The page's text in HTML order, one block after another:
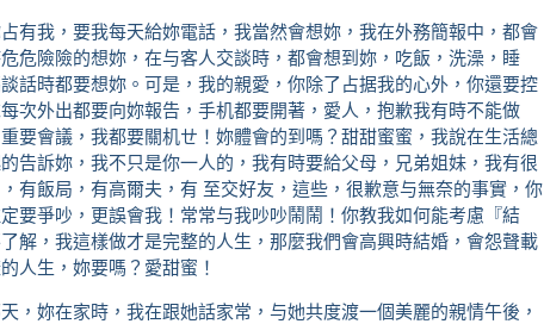
有我，要我每天給妳電話，我當然會想妳，我在外務簡報中，都會
危險險的想妳，在与客人交談時，都會想到妳，吃飯，洗澡，睡
話時都要想妳。可是，我的親愛，你除了占据我的心外，你還要控
次外出都要向妳報告，手机都要開著，愛人，抱歉我有時不能做
要會議，我都要關机ㄝ！妳體會的到嗎？甜甜蜜蜜，我說在生活總
告訴妳，我不只是你一人的，我有時要給父母，兄弟姐妹，我有很
有飯局，有高爾夫，有 至交好友，這些，很歉意与無奈的事實，你
要爭吵，更誤會我！常常与我吵吵鬧鬧！你教我如何能考慮『結
解，我這樣做才是完整的人生，那麼我們會高興時結婚，會怨聲載
人生，妳要嗎？愛甜蜜！
，妳在家時，我在跟她話家常，与她共度渡一個美麗的親情午後，